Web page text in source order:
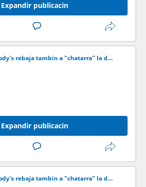
Expandir publicacin
Moody's rebaja tambin a "chatarra" la deuda de la elctrica de Puerto Rico
Expandir publicacin
Moody's rebaja tambin a "chatarra" la deuda de la elctrica de Puerto Rico